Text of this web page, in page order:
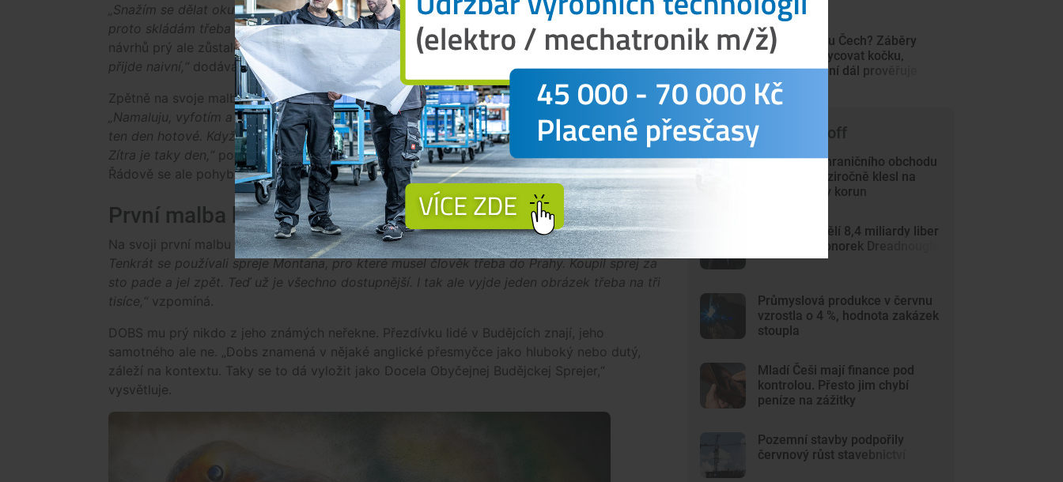
„Snažím se dělat oku libé věci. Dneska už se těžko vymýšlí něco, co nikdo nenamaloval,
proto skládám třeba víc věcí dohromady. Chce to nápad,“
prozrazuje DOBS
. Spoustu
návrhů prý ale zůstalo doma v šuplíku.
„Buď jsem se k nim nedostal, anebo už mi to teď
přijde naivní,“ dodává.
Zpětně na svoje malby vůbec nekouká. Říká totiž, že by vždy našel něco, co by udělal jinak.
„Namaluju, vyfotím a jdu od toho. Nejsem ale takový, že když k něčemu sednu, musí to být
ten den hotové. Když už cítím, že mě to nebaví nebo to nejde, tak to stopnu a jdu na pivo.
Zítra je taky den,“ popisuje. Časově prý záleží na tom, o jak velkou a složitou malbu jde.
Řádově se ale pohybuje ve dnech.
První malba byla vzteklá brambora
Na svoji první malbu vzpomíná se smíchem.„Byla to taková hrozně divná, vzteklá brambora.
Tenkrát se používali spreje Montana, pro které musel člověk třeba do Prahy. Koupil sprej za
sto pade a jel zpět. Teď už je všechno dostupnější. I tak ale vyjde jeden obrázek třeba na tři
tisíce,“ vzpomíná.
DOBS mu prý nikdo z jeho známých neřekne. Přezdívku lidé v Budějcích znají, jeho
samotného ale ne. „Dobs znamená v nějaké anglické přesmyčce jako hluboký nebo dutý,
záleží na kontextu. Taky se to dá vyložit jako Docela Obyčejnej Budějckej Sprejer,“
vysvětluje.
Šelma na jihu Čech? Záběry
mohou zachycovat kočku,
policie hlášení dál prověřuje
O čem píše Trade-off
Přebytek zahraničního obchodu
v červnu meziročně klesl na
15,5 miliardy korun
Británie přidělí 8,4 miliardy liber
výrobcům ponorek Dreadnought
Průmyslová produkce v červnu
vzrostla o 4 %, hodnota zakázek
stoupla
Mladí Češi mají finance pod
kontrolou. Přesto jim chybí
peníze na zážitky
Pozemní stavby podpořily
červnový růst stavebnictví